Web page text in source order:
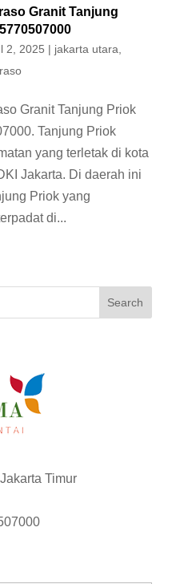
Granit Tanjung
2, 2025 | jakarta utara,
Granit Tanjung Priok
Tanjung Priok
yang terletak di kota
Jakarta. Di daerah ini
Priok yang
di...
Timur